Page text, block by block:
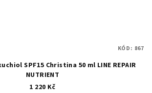
SPF15 Christina 50 ml LINE REPAIR
NUTRIENT
1 220 Kč
KÓD: 867